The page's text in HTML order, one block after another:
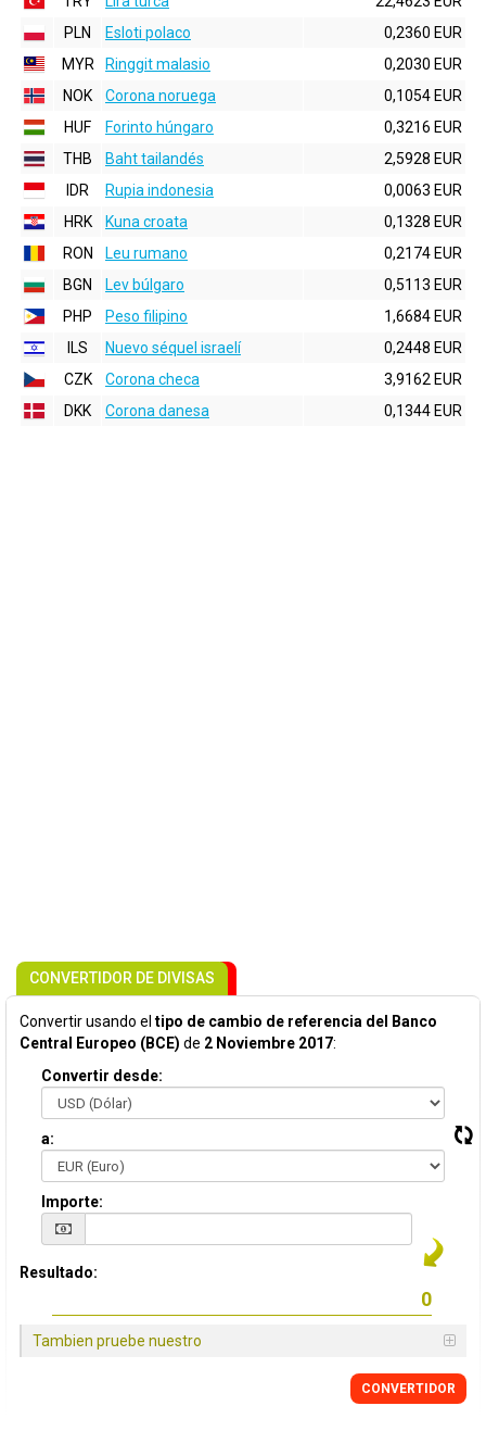
PLN
Esloti polaco
0,2360 EUR
MYR
Ringgit malasio
0,2030 EUR
NOK
Corona noruega
0,1054 EUR
HUF
Forinto húngaro
0,3216 EUR
THB
Baht tailandés
2,5928 EUR
IDR
Rupia indonesia
0,0063 EUR
HRK
Kuna croata
0,1328 EUR
RON
Leu rumano
0,2174 EUR
BGN
Lev búlgaro
0,5113 EUR
PHP
Peso filipino
1,6684 EUR
ILS
Nuevo séquel israelí
0,2448 EUR
CZK
Corona checa
3,9162 EUR
DKK
Corona danesa 0,1344 EUR
CONVERTIDOR DE DIVISAS
Convertir usando el tipo de cambio de referencia del Banco
Central Europeo (BCE) de 2 Noviembre 2017:
Convertir desde:
a:
Importe:
Resultado:
Tambien pruebe nuestro
CONVERTIDOR